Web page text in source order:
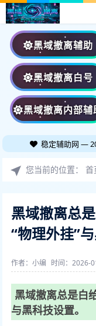
黑域撤离辅助
黑域撤离白号
黑域撤离内部辅
稳定辅助网 —
您当前的位置：首
黑域撤离总
“物理外挂”
作者：小编 时间：2026-
黑域撤离总是白
与黑科技设置。